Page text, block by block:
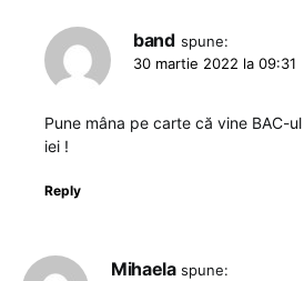
band spune:
30 martie 2022 la 09:31
Pune mâna pe carte că vine BAC-
iei !
Reply
Mihaela spune: